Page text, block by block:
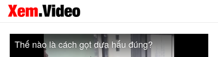
Thế nào là cách gọt dưa hấu đúng?